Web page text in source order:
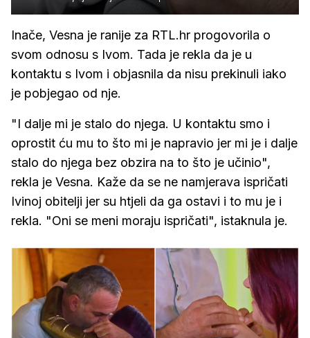
Inače, Vesna je ranije za RTL.hr progovorila o
svom odnosu s Ivom. Tada je rekla da je u
kontaktu s Ivom i objasnila da nisu prekinuli iako
je pobjegao od nje.
"I dalje mi je stalo do njega. U kontaktu smo i
oprostit ću mu to što mi je napravio jer mi je i dalje
stalo do njega bez obzira na to što je učinio",
rekla je Vesna. Kaže da se ne namjerava ispričati
Ivinoj obitelji jer su htjeli da ga ostavi i to mu je i
rekla. "Oni se meni moraju ispričati", istaknula je.